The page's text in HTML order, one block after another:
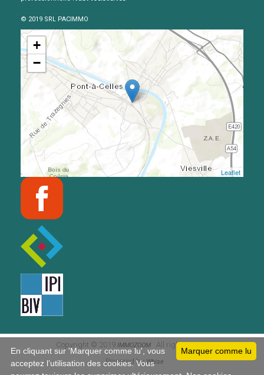
© 2019 SRL PACIMMO
+
−
Leaflet
Copyright © 2019 IMMOZOOM All rights reserved
Powered byWhise
acceptez l’utilisation des cookies. Vous
pourrez toujours les supprimer ultérieurement. Nos cookies
n'enregistrent aucune donnée personnelle.